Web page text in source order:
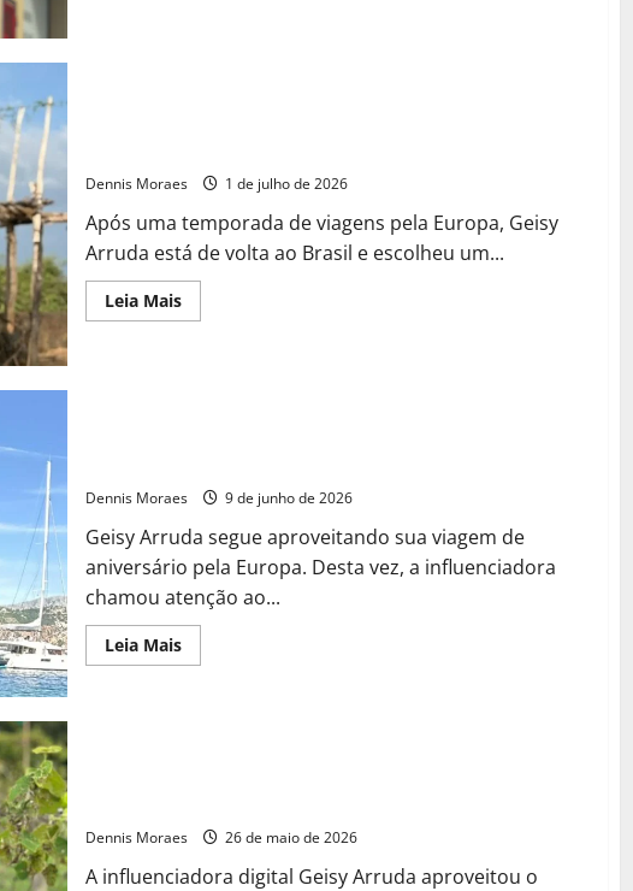
Dennis Moraes 1 de julho de 2026
Após uma temporada de viagens pela Europa, Geisy
Arruda está de volta ao Brasil e escolheu um...
Leia Mais
Dennis Moraes 9 de junho de 2026
Geisy Arruda segue aproveitando sua viagem de
aniversário pela Europa. Desta vez, a influenciadora
chamou atenção ao...
Leia Mais
Dennis Moraes 26 de maio de 2026
A influenciadora digital Geisy Arruda aproveitou o